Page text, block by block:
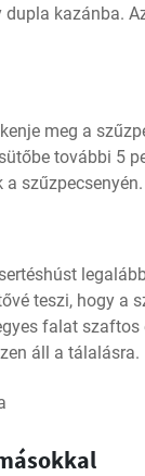
dupla kazánba.
meg a
további 5
szűzpecsenyén.
teszi, hogy a
falat szaftos
áll a tálalásra.